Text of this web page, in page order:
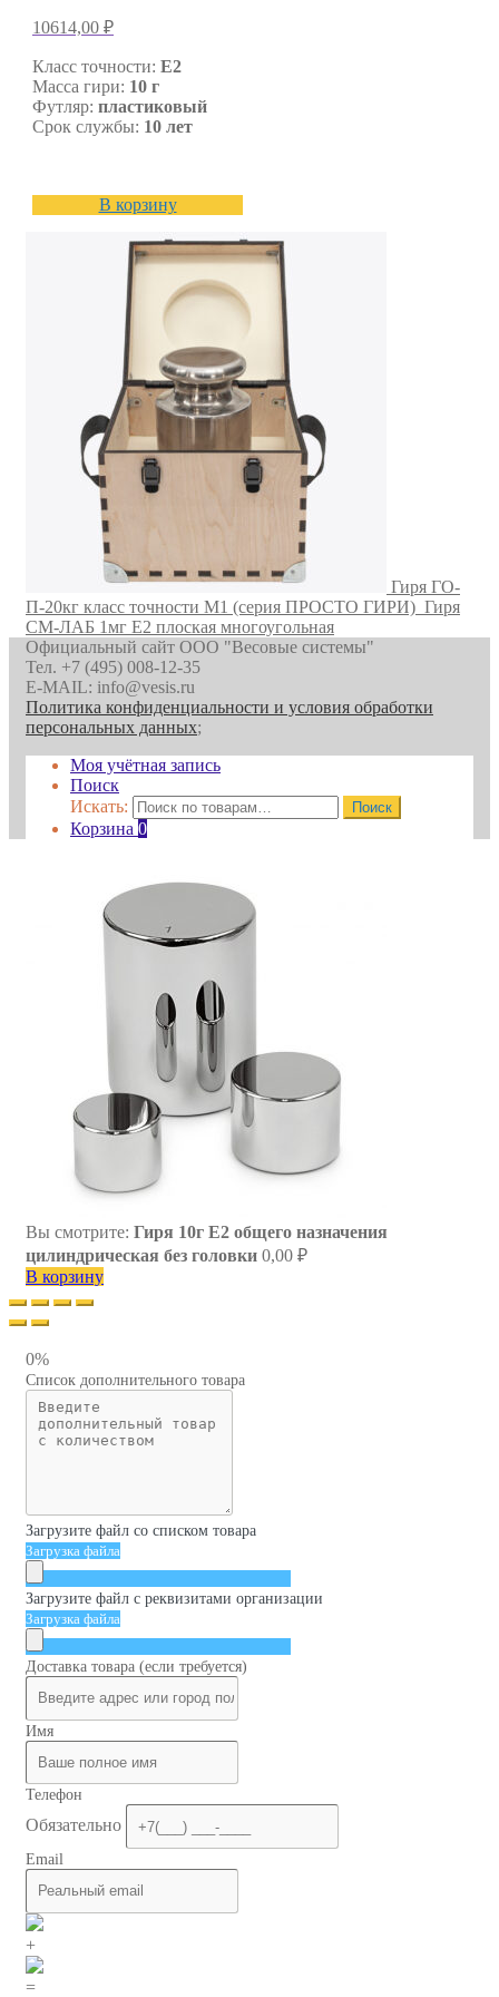
10614,00 ₽
Класс точности: E2
Масса гири: 10 г
Футляр: пластиковый
Срок службы: 10 лет
В корзину
Гиря ГО-
П-20кг класс точности M1 (серия ПРОСТО ГИРИ) Гиря
СМ-ЛАБ 1мг E2 плоская многоугольная
Официальный сайт ООО "Весовые системы"
Тел. +7 (495) 008-12-35
E-MAIL: info@vesis.ru
Политика конфиденциальности и условия обработки
персональных данных;
Моя учётная запись
Поиск
Искать:
Поиск
Корзина 0
Вы смотрите: Гиря 10г E2 общего назначения
цилиндрическая без головки 0,00 ₽
В корзину
0%
Список дополнительного товара
Загрузите файл со списком товара
Загрузка файла
Загрузите файл с реквизитами организации
Загрузка файла
Доставка товара (если требуется)
Имя
Телефон
Обязательно
Email
+
=